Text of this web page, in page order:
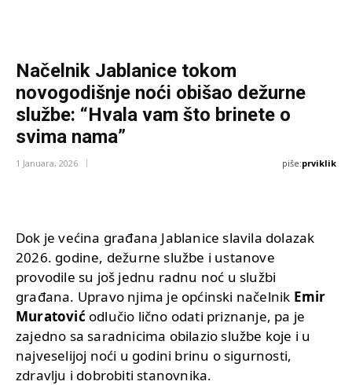
Načelnik Jablanice tokom
novogodišnje noći obišao dežurne
službe: “Hvala vam što brinete o
svima nama”
1 Januara, 2026 piše:prviklik
Dok je većina građana Jablanice slavila dolazak
2026. godine, dežurne službe i ustanove
provodile su još jednu radnu noć u službi
građana. Upravo njima je općinski načelnik Emir
Muratović odlučio lično odati priznanje, pa je
zajedno sa saradnicima obilazio službe koje i u
najveselijoj noći u godini brinu o sigurnosti,
zdravlju i dobrobiti stanovnika.